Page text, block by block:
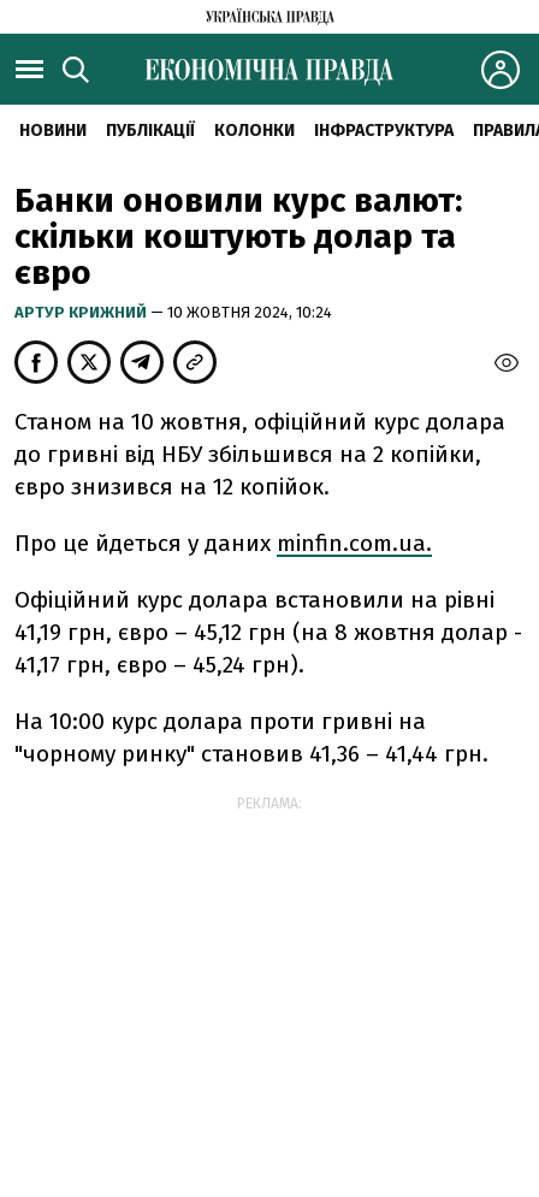
НОВИНИ ПУБЛІКАЦІЇ КОЛОНКИ ІНФРАСТРУКТУРА
Банки оновили курс валют:
скільки коштують долар та
євро
АРТУР КРИЖНИЙ — 10 ЖОВТНЯ 2024, 10:24
Станом на 10 жовтня, офіційний курс долара
до гривні від НБУ збільшився на 2 копійки,
євро знизився на 12 копійок.
Про це йдеться у даних minfin.com.ua.
Офіційний курс долара встановили на рівні
41,19 грн, євро – 45,12 грн (на 8 жовтня долар -
41,17 грн, євро – 45,24 грн).
На 10:00 курс долара проти гривні на
"чорному ринку" становив 41,36 – 41,44 грн.
РЕКЛАМА: